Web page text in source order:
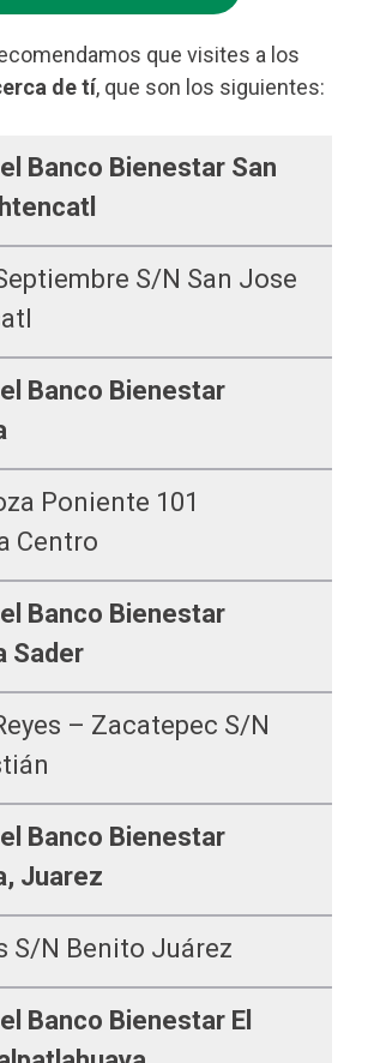
que visites a los
de tí, que son los siguientes:
Banco Bienestar San
S/n San Jose
Banco Bienestar
Poniente 101
Centro
Banco Bienestar
Sader
– Zacatepec S/n
Banco Bienestar
Juarez
S/n Benito Juárez
Banco Bienestar El